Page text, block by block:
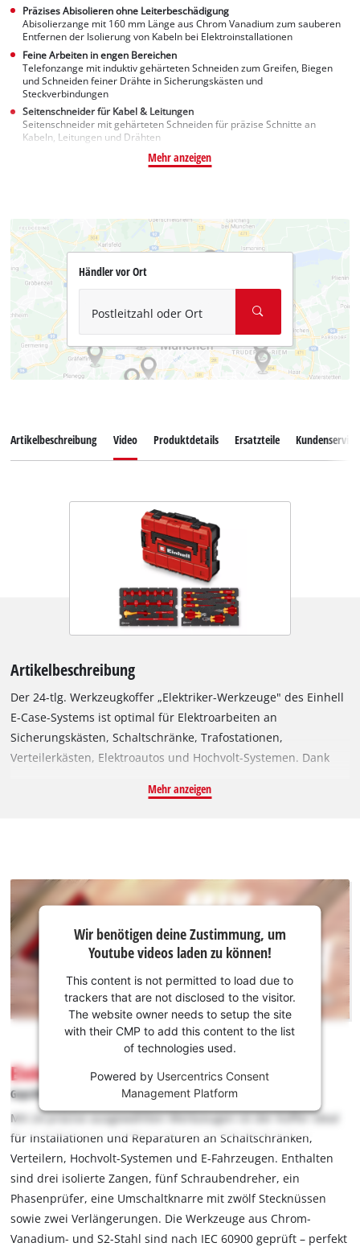
Präzises Abisolieren ohne Leiterbeschädigung
Abisolierzange mit 160 mm Länge aus Chrom Vanadium zum sauberen
Entfernen der Isolierung von Kabeln bei Elektroinstallationen
Feine Arbeiten in engen Bereichen
Telefonzange mit induktiv gehärteten Schneiden zum Greifen, Biegen
und Schneiden feiner Drähte in Sicherungskästen und
Steckverbindungen
Seitenschneider für Kabel & Leitungen
Seitenschneider mit gehärteten Schneiden für präzise Schnitte an
Kabeln, Leitungen und Drähten
Mehr anzeigen
Händler vor Ort
Postleitzahl oder Ort
Artikelbeschreibung Video Produktdetails Ersatzteile Kundenservice
Artikelbeschreibung
Der 24-tlg. Werkzeugkoffer „Elektriker-Werkzeuge" des Einhell
E-Case-Systems ist optimal für Elektroarbeiten an
Sicherungskästen, Schaltschränke, Trafostationen,
Verteilerkästen, Elektroautos und Hochvolt-Systemen. Dank
bietet das gesamte Werkzeug-Set Schutz vor Stromschlägen
widerstandsfähigem Chrom-Vanadium-Stahl mit polierter
Oberfläche. Ihre ergonomisch geformten, rutschhemmenden
2-Komponenten-Griffe gewährleisten eine komfortable
Handhabung. Sowohl der Seitenschneider, als auch die
Telefonzange weisen induktiv gehärtete Schneiden auf. Dabei
sorgt die Abisolierzange für ein präzises Entfernen der
Isolierung von Kabeln ohne Beschädigung des Leiters,
während die Telefonzange zum Greifen, Biegen und
Schneiden feiner Drähte in engen Bereichen, wie zum Beispiel
in Sicherungskästen oder an Steckverbindungen, ausgelegt
ist. Dagegen ist der Seitenschneider zum präzisen Schneiden
von Kabeln, Leitungen und Drähten geeignet – ideal für
Elektroarbeiten an Sicherungskästen, Steckdosen und im
Fahrzeug. Sechs Schraubendreher aus robustem S2-Stahl mit
schwarzer Spitze, in den Abmessungen SL2,5x75, SL4x100,
SL5,5x125, PH1x80 und PH2x100 mm, bieten sicheres
Verschrauben an spannungsführenden Teilen. Ergänzt wird
das Set durch einen TÜV-geprüften Phasenprüfer mit
Leuchtkontakt für maximale Sicherheit bei der
Mehr anzeigen
benötigen
deine
Zustimmung,
um Youtube
laden zu
können!
This
content
is
not
permitted
to
load
due
to
trackers
are
Wir benötigen deine Zustimmung, um
Youtube videos laden zu können!
This content is not permitted to load due to
trackers that are not disclosed to the visitor.
The website owner needs to setup the site
with their CMP to add this content to the list
of technologies used.
Powered by Usercentrics Consent
Management Platform
Elektriker-Werkzeuge
Geprüftes Werkzeug für sicheres Arbeiten an elektrischen Anlagen
Mit 24 präzise ausgewählten Werkzeugen ist der Koffer ideal
für Installationen und Reparaturen an Schaltschränken,
Verteilern, Hochvolt-Systemen und E-Fahrzeugen. Enthalten
sind drei isolierte Zangen, fünf Schraubendreher, ein
Phasenprüfer, eine Umschaltknarre mit zwölf Stecknüssen
sowie zwei Verlängerungen. Die Werkzeuge aus Chrom-
Vanadium- und S2-Stahl sind nach IEC 60900 geprüft – perfekt